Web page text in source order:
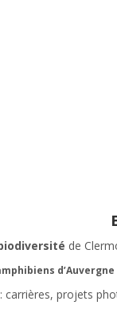
de
: carrières, projets